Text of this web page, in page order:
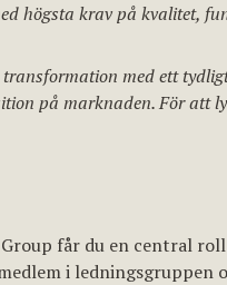
högsta krav på kvalitet,
transformation med ett
på marknaden. För att
Group får du en central
i